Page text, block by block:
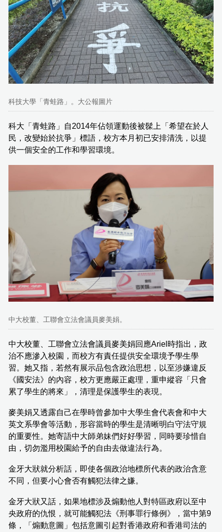
科技大學「青蛙路」。大公報圖片
科大「青蛙路」自2014年佔領運動後被髹上「希望在於人
民，改變始於抗爭」標語，校方本月初已安排清洗，以提
供一個安全的工作和學習環境。
中大校董、工聯會立法會議員麥美娟。
中大校董、工聯會立法會議員麥美娟回應Ariel時指出，政
治不應滲入校園，而校方有責任提供安全環境予學生學
習。她又指，若然有展示品包含政治思想，以至涉嫌違反
《國安法》的內容，校方更應嚴正處理，重申縱容「只會
累了學生的將來」，清理是保護學生的表現。
麥美娟又透露自己在學時曾參加中大學生會代表會和中大
英文系學會等活動，形容當時的學生是清晰明白守法守規
的重要性。她寄語中大師弟妹們好好學習，同時要珍惜自
由，切勿濫用校園給予的自由去做違法行為。
金牙大狀就分析話，即使各個政治地標所代表的政治含意
不同，但要小心會否有觸犯法律之嫌。
金牙大狀又話，如果地標涉及煽動他人對特區政府以至中
央政府的仇恨，就可能觸犯法《刑事罪行條例》，當中第9
條，「煽動意圖」包括意圖引起對香港政府和香港司法的